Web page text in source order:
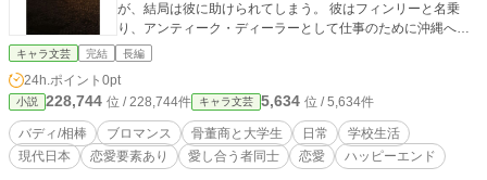
が、結局は彼に助けられてしまう。 彼はフィンリーと名乗
り、アンティーク・ディーラーとして仕事のために沖縄へき
たと告げる。 フィンリーはハルカに対し「指輪を鑑定させて
だとハルカも承諾する。 東京へ戻ってからも縁が重なり、ハ
ルカはフィンリーの店で働くことになった。 アルバイトを始
めてからまもなくの頃、大学で舞台の無料チケットをもらえ
たハルカは、ミュージカル『クレオパトラ』を観にいくこと
になった。ステージ上で苦しむクレオパトラ役に、何かがお
キャラ文芸 完結 長編
24h.ポイント 0pt
小説 228,744 位 / 228,744件 キャラ文芸 5,634 位 / 5,634件
バディ/相棒 ブロマンス 骨董商と大学生 日常
学校生活
現代日本
恋愛要素あり 愛し合う者同士 恋愛 ハッピーエンド